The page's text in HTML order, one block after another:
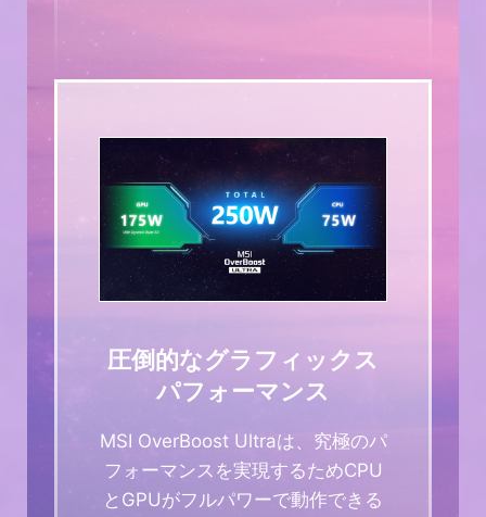
圧倒的なグラフィックス
パフォーマンス
MSI OverBoost Ultraは、究極のパ
フォーマンスを実現するためCPU
とGPUがフルパワーで動作できる